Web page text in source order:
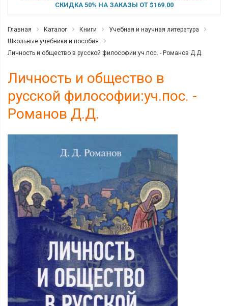
СКИДКА 50% НА ЗАКАЗЫ ОТ $169.00
Главная Каталог Книги
Учебная и научная литература
Школьные учебники и пособия
Личность и общество в русской философии:уч.пос. - Романов Д.Д.
Личность и общество в
русской философии:уч.пос. -
Романов Д.Д.